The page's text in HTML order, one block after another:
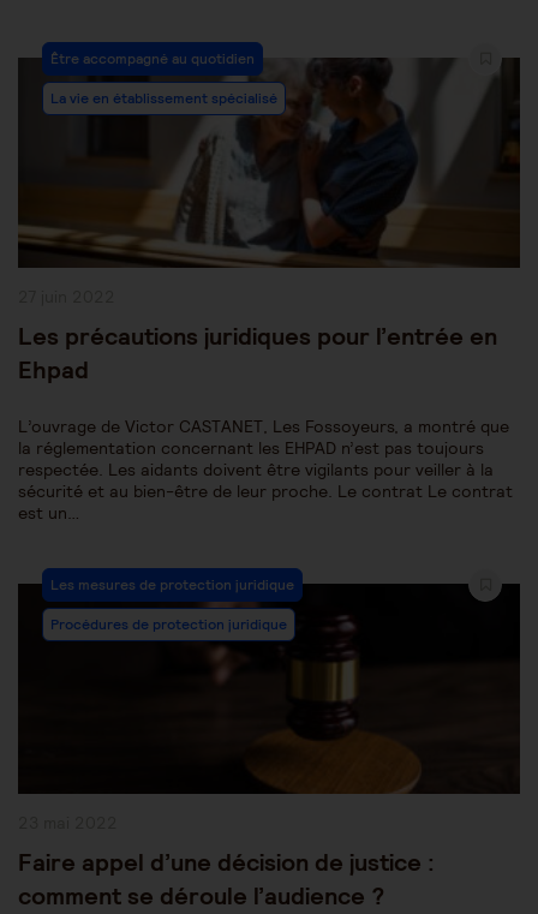
Post
Category:
Être accompagné au quotidien
La vie en établissement spécialisé
Les précautions juridiques pour l’entrée en
Ehpad
L’ouvrage de Victor CASTANET, Les Fossoyeurs, a montré que
la réglementation concernant les EHPAD n’est pas toujours
respectée. Les aidants doivent être vigilants pour veiller à la
sécurité et au bien-être de leur proche. Le contrat Le contrat
est un…
Post
Category:
Les mesures de protection juridique
Procédures de protection juridique
Faire appel d’une décision de justice :
comment se déroule l’audience ?